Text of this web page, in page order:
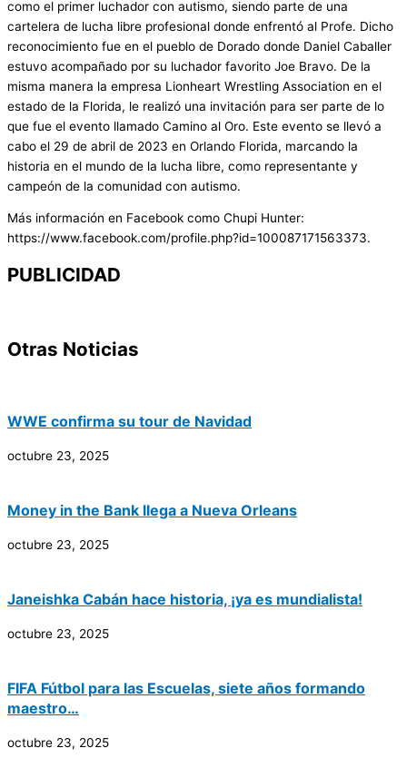
como el primer luchador con autismo, siendo parte de una
cartelera de lucha libre profesional donde enfrentó al Profe. Dicho
reconocimiento fue en el pueblo de Dorado donde Daniel Caballer
estuvo acompañado por su luchador favorito Joe Bravo. De la
misma manera la empresa Lionheart Wrestling Association en el
estado de la Florida, le realizó una invitación para ser parte de lo
que fue el evento llamado Camino al Oro. Este evento se llevó a
cabo el 29 de abril de 2023 en Orlando Florida, marcando la
historia en el mundo de la lucha libre, como representante y
campeón de la comunidad con autismo.
Más información en Facebook como Chupi Hunter:
https://www.facebook.com/profile.php?id=100087171563373.
PUBLICIDAD
Otras Noticias
WWE confirma su tour de Navidad
octubre 23, 2025
Money in the Bank llega a Nueva Orleans
octubre 23, 2025
Janeishka Cabán hace historia, ¡ya es mundialista!
octubre 23, 2025
FIFA Fútbol para las Escuelas, siete años formando
maestro…
octubre 23, 2025